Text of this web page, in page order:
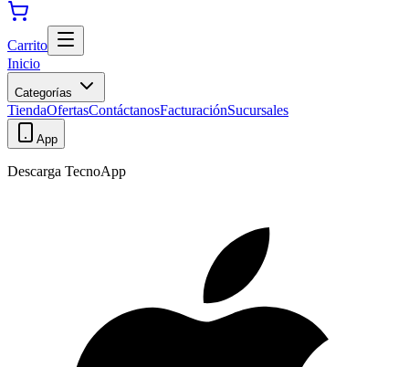
Carrito
Inicio
Categorías
TiendaOfertasContáctanosFacturaciónSucursales
App
Descarga TecnoApp